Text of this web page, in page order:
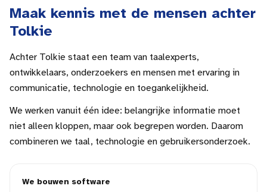
Maak kennis met de mensen achter
Tolkie
Achter Tolkie staat een team van taalexperts,
ontwikkelaars, onderzoekers en mensen met ervaring in
communicatie, technologie en toegankelijkheid.
We werken vanuit één idee: belangrijke informatie moet
niet alleen kloppen, maar ook begrepen worden. Daarom
combineren we taal, technologie en gebruikersonderzoek.
We bouwen software